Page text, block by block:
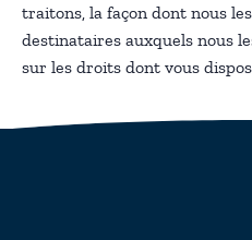
traitons, la façon dont nous
destinataires auxquels nous
sur les droits dont vous